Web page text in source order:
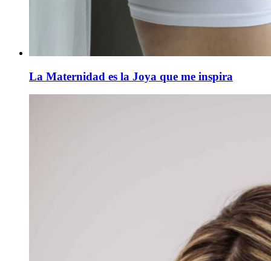
La Maternidad es la Joya que me inspira